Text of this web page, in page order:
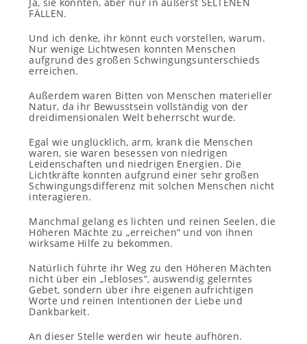
FÄLLEN.
Und ich denke, ihr könnt euch vorstellen, warum.
Nur wenige Lichtwesen konnten Menschen
aufgrund des großen Schwingungsunterschieds
erreichen.
Außerdem waren Bitten von Menschen materieller
Natur, da ihr Bewusstsein vollständig von der
dreidimensionalen Welt beherrscht wurde.
Egal wie unglücklich, arm, krank die Menschen
waren, sie waren besessen von niedrigen
Leidenschaften und niedrigen Energien. Die
Lichtkräfte konnten aufgrund einer sehr großen
Schwingungsdifferenz mit solchen Menschen nicht
interagieren.
Manchmal gelang es lichten und reinen Seelen, die
Höheren Mächte zu „erreichen“ und von ihnen
wirksame Hilfe zu bekommen.
Natürlich führte ihr Weg zu den Höheren Mächten
nicht über ein „lebloses“, auswendig gelerntes
Gebet, sondern über ihre eigenen aufrichtigen
Worte und reinen Intentionen der Liebe und
Dankbarkeit.
An dieser Stelle werden wir heute aufhören.